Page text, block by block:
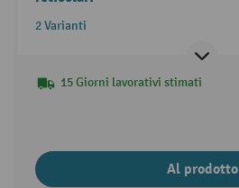
2 Varianti
15 Giorni lavorativi stimati
Al prodotto